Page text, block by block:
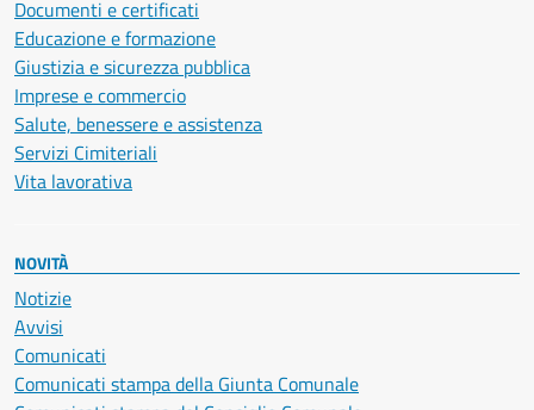
Documenti e certificati
Educazione e formazione
Giustizia e sicurezza pubblica
Imprese e commercio
Salute, benessere e assistenza
Servizi Cimiteriali
Vita lavorativa
NOVITÀ
Notizie
Avvisi
Comunicati
Comunicati stampa della Giunta Comunale